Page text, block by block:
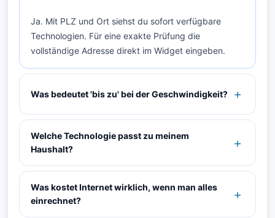
Ja. Mit PLZ und Ort siehst du sofort verfügbare
Technologien. Für eine exakte Prüfung die
vollständige Adresse direkt im Widget eingeben.
Was bedeutet 'bis zu' bei der Geschwindigkeit?
Welche Technologie passt zu meinem
Haushalt?
Was kostet Internet wirklich, wenn man alles
einrechnet?